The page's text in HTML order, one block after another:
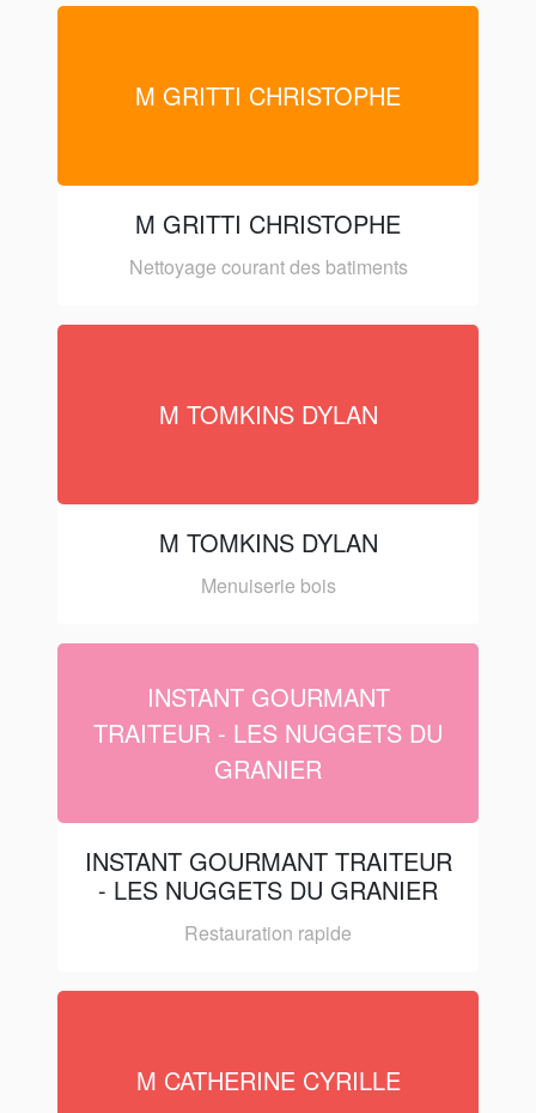
M GRITTI CHRISTOPHE
M GRITTI CHRISTOPHE
Nettoyage courant des batiments
M TOMKINS DYLAN
M TOMKINS DYLAN
Menuiserie bois
INSTANT GOURMANT
TRAITEUR - LES NUGGETS DU
GRANIER
INSTANT GOURMANT TRAITEUR
- LES NUGGETS DU GRANIER
Restauration rapide
M CATHERINE CYRILLE